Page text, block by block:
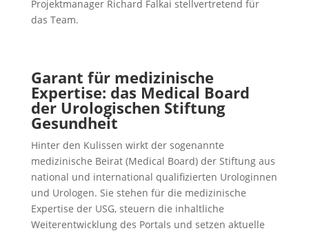
Projektmanager Richard Falkai stellvertretend für
das Team.
Garant für medizinische
Expertise: das Medical Board
der Urologischen Stiftung
Gesundheit
Hinter den Kulissen wirkt der sogenannte
medizinische Beirat (Medical Board) der Stiftung aus
national und international qualifizierten Urologinnen
und Urologen. Sie stehen für die medizinische
Expertise der USG, steuern die inhaltliche
Weiterentwicklung des Portals und setzen aktuelle